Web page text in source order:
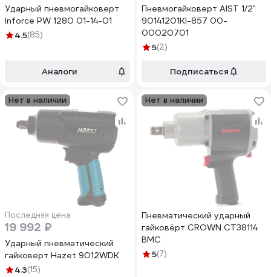
Ударный пневмогайковерт
Inforce PW 1280 01-14-01
4.5(85)
Аналоги
Пневмогайковерт AIST 1/2"
90141201KI-857 00-
00020701
5(2)
Подписаться
Нет в наличии
Последняя цена
19 992 ₽
Ударный пневматический
гайковерт Hazet 9012WDK
4.3(15)
Нет в наличии
Пневматический ударный
гайковёрт CROWN CT38114
BMC
5(7)